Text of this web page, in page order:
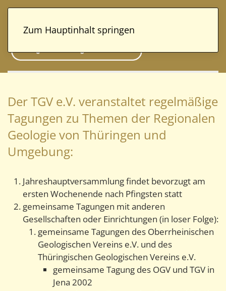
Zum Hauptinhalt springen
Der TGV e.V. veranstaltet regelmäßige
Tagungen zu Themen der Regionalen
Geologie von Thüringen und
Umgebung:
Jahreshauptversammlung findet bevorzugt am
ersten Wochenende nach Pfingsten statt
gemeinsame Tagungen mit anderen
Gesellschaften oder Einrichtungen (in loser Folge):
gemeinsame Tagungen des Oberrheinischen
Geologischen Vereins e.V. und des
Thüringischen Geologischen Vereins e.V.
gemeinsame Tagung des OGV und TGV in
Jena 2002